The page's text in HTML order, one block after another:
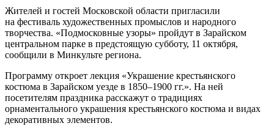
Жителей и гостей Московской области пригласили
на фестиваль художественных промыслов и народного
творчества. «Подмосковные узоры» пройдут в Зарайском
центральном парке в предстоящую субботу, 11 октября,
сообщили в Минкульте региона.
Программу откроет лекция «Украшение крестьянского
костюма в Зарайском уезде в 1850–1900 гг.». На ней
посетителям праздника расскажут о традициях
орнаментального украшения крестьянского костюма и видах
декоративных элементов.